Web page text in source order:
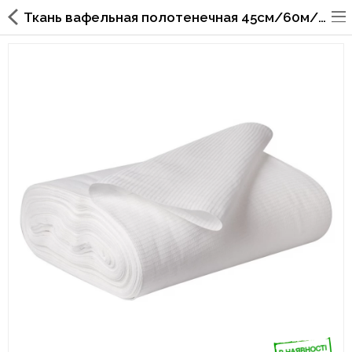
Ткань вафельная полотенечная 45см/60м/145 гр
Стаканы, крышки, держатели,
трубочки
Упаковка для суши
Бумажные пакеты и уголки
Картонные коробки